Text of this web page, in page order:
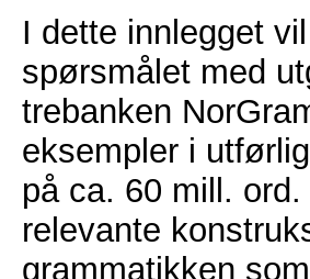
I dette innlegget
spørsmålet med
trebanken
eksempler i
på ca. 60 mill.
relevante
grammatikken